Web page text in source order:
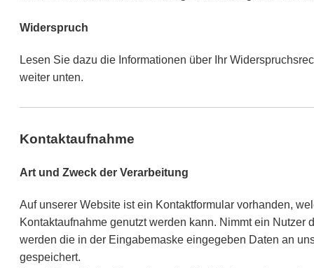
Widerspruch
Lesen Sie dazu die Informationen über Ihr
weiter unten.
Kontaktaufnahme
Art und Zweck der Verarbeitung
Auf unserer Website ist ein Kontaktformular vorhanden,
Kontaktaufnahme genutzt werden kann. Nimmt ein Nutzer
werden die in der Eingabemaske eingegeben Daten an
gespeichert.